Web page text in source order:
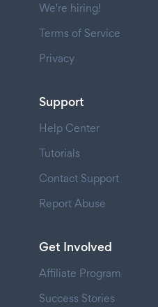
We're hiring!
Terms of Service
Privacy
Support
Help Center
Tutorials
Contact Support
Report Abuse
Get Involved
Affiliate Program
Success Stories